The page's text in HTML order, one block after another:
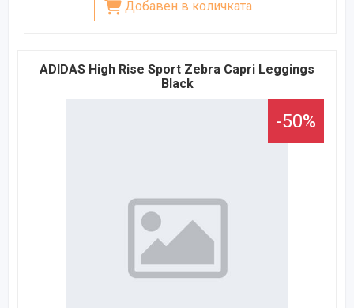
Добавен в количката
ADIDAS High Rise Sport Zebra Capri Leggings
Black
-50%